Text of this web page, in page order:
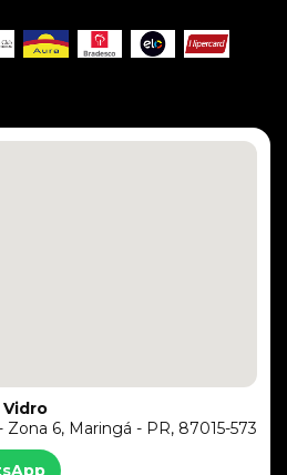
Vidro
Zona 6, Maringá - PR, 87015-573